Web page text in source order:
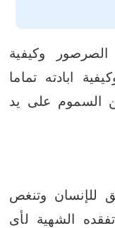
وكيفية
ابادته تماما
السموم على يد
للإنسان وتنغص
الشهية لأى